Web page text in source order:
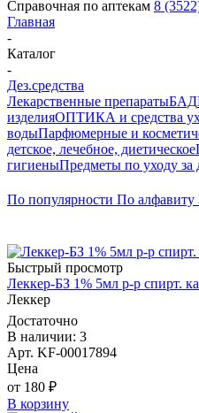
Справочная по аптекам 8
Главная
-
Каталог
-
Дез.средства
Лекарственные препаратыБАД
изделияОПТИКА и средства
водыПарфюмерные и
детское, лечебное, диетическое
гигиеныПредметы по уходу
По популярности По алфавиту
Быстрый просмотр
Леккер-БЗ 1% 5мл р-р спирт.
Леккер
Достаточно
В наличии: 3
Арт. KF-00017894
Цена
от 180 ₽
В корзину